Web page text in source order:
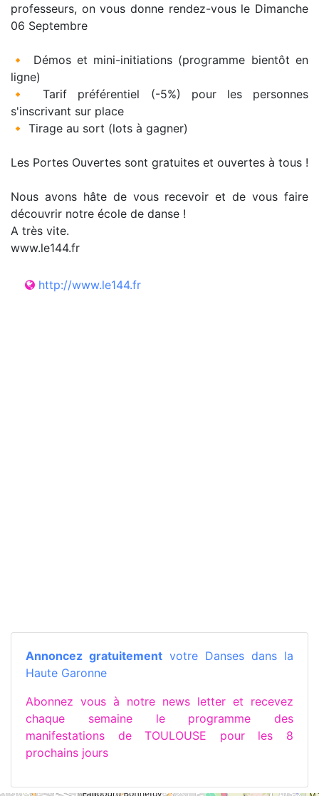
professeurs, on vous donne rendez-vous le Dimanche
06 Septembre
🔸 Démos et mini-initiations (programme bientôt en
ligne)
🔸 Tarif préférentiel (-5%) pour les personnes
s'inscrivant sur place
🔸 Tirage au sort (lots à gagner)
Les Portes Ouvertes sont gratuites et ouvertes à tous !
Nous avons hâte de vous recevoir et de vous faire
découvrir notre école de danse !
A très vite.
www.le144.fr
http://www.le144.fr
Annoncez gratuitement votre Danses dans la
Haute Garonne
Abonnez vous à notre news letter et recevez
chaque semaine le programme des
manifestations de TOULOUSE pour les 8
prochains jours